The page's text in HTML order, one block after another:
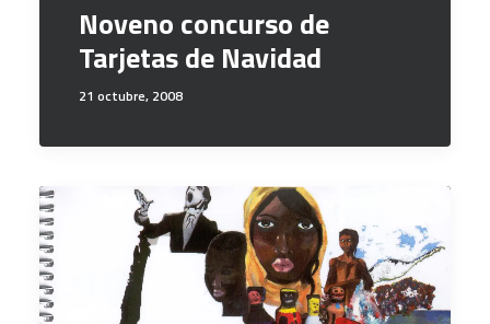
Noveno concurso de
Tarjetas de Navidad
21 octubre, 2008